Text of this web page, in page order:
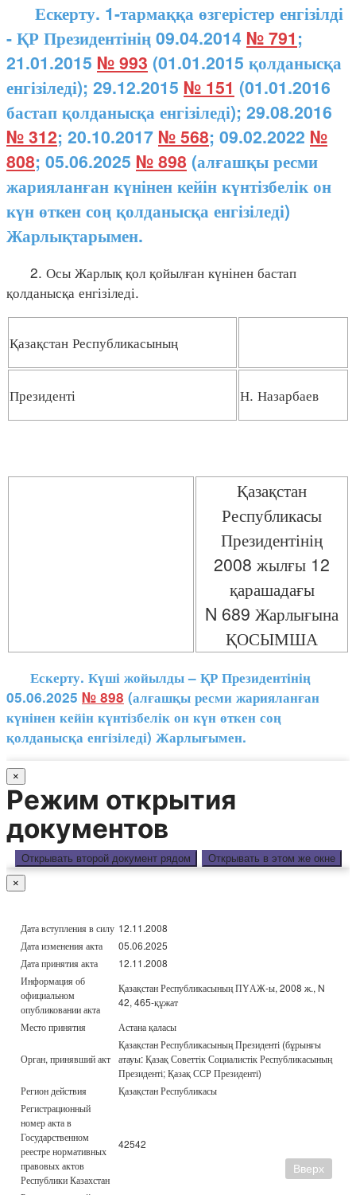
Ескерту. 1-тармаққа өзгерістер енгізілді
- ҚР Президентінің 09.04.2014 № 791;
21.01.2015 № 993 (01.01.2015 қолданысқа
енгізіледі); 29.12.2015 № 151 (01.01.2016
бастап қолданысқа енгізіледі); 29.08.2016
№ 312; 20.10.2017 № 568; 09.02.2022 №
808; 05.06.2025 № 898 (алғашқы ресми
жарияланған күнінен кейін күнтізбелік он
күн өткен соң қолданысқа енгізіледі)
Жарлықтарымен.
2. Осы Жарлық қол қойылған күнінен бастап
қолданысқа енгізіледі.
Қазақстан Республикасының
Президенті Н. Назарбаев
Қазақстан
Республикасы
Президентінің
2008 жылғы 12
қарашадағы
N 689 Жарлығына
ҚОСЫМША
Ескерту. Күші жойылды – ҚР Президентінің
05.06.2025 № 898 (алғашқы ресми жарияланған
күнінен кейін күнтізбелік он күн өткен соң
қолданысқа енгізіледі) Жарлығымен.
×
Режим открытия
документов
Открывать второй документ рядом Открывать в этом же окне
×
Дата вступления в силу 12.11.2008
Дата изменения акта
05.06.2025
Дата принятия акта
12.11.2008
Информация об
официальном
опубликовании акта
Қазақстан Республикасының ПҮАЖ-ы, 2008 ж., N
42, 465-құжат
Место принятия
Астана қаласы
Орган, принявший акт
Қазақстан Республикасының Президенті (бұрынғы
атауы: Қазақ Советтік Социалистік Республикасының
Президенті; Қазақ ССР Президенті)
Регион действия
Қазақстан Республикасы
Регистрационный
номер акта в
Государственном
реестре нормативных
правовых актов
Республики Казахстан
42542
Вверх